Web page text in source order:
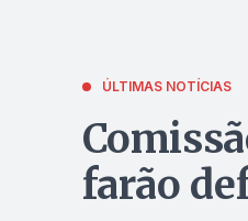
ÚLTIMAS NOTÍCIAS
farão